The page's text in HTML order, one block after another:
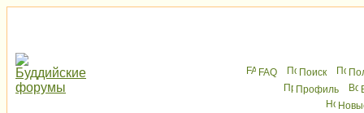
FAQ Поиск
Профиль